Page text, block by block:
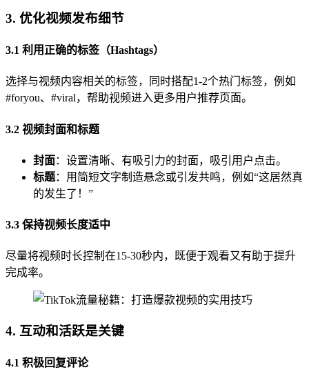
3. 优化视频发布细节
3.1 利用正确的标签（Hashtags）
选择与视频内容相关的标签，同时搭配1-2个热门标签，例如
#foryou、#viral，帮助视频进入更多用户推荐页面。
3.2 视频封面和标题
封面：设置清晰、有吸引力的封面，吸引用户点击。
标题：用简短文字制造悬念或引发共鸣，例如“这居然真
的发生了！”
3.3 保持视频长度适中
尽量将视频时长控制在15-30秒内，既便于观看又有助于提升
完成率。
4. 互动和活跃是关键
4.1 积极回复评论